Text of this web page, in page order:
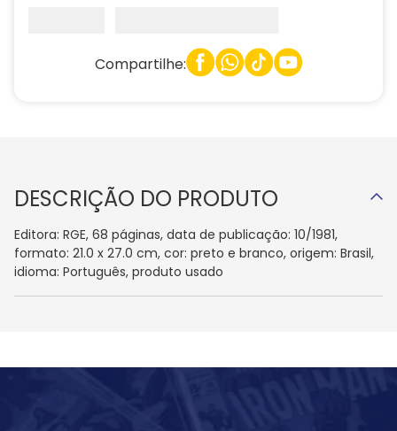
Compartilhe:
DESCRIÇÃO DO PRODUTO
Editora: RGE, 68 páginas, data de publicação: 10/1981,
formato: 21.0 x 27.0 cm, cor: preto e branco, origem: Brasil,
idioma: Português, produto usado